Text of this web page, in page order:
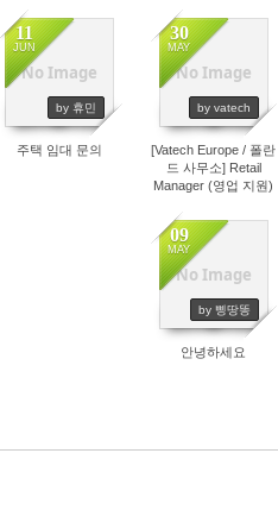
No Image
11
JUN
by 휴민
1683
주택 임대 문의
No Image
30
MAY
by vatech
1701
[Vatech Europe / 폴란
드 사무소] Retail
Manager (영업 지원)
No Image
09
MAY
by 삥땅똥
1572
안녕하세요